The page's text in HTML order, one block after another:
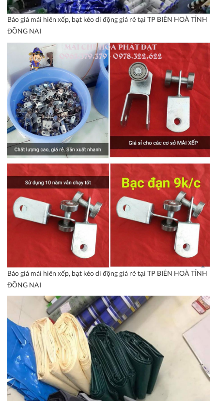
Báo giá mái hiên xếp, bạt kéo di động giá rẻ tại TP BIÊN HOÀ TỈNH
ĐỒNG NAI
Báo giá mái hiên xếp, bạt kéo di động giá rẻ tại TP BIÊN HOÀ TỈNH
ĐỒNG NAI